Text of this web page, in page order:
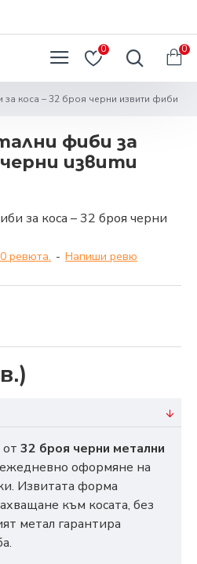
0 0
коса – 32 броя черни извити фиби
фиби за
черни извити
ревюта. - Напиши ревю
32 броя черни метални
оформяне на
Извитата форма
към косата, без
метал гарантира